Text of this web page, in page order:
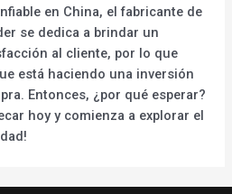
en China, el fabricante de
se dedica a brindar un
al cliente, por lo que
está haciendo una inversión
Entonces, ¿por qué esperar?
hoy y comienza a explorar el